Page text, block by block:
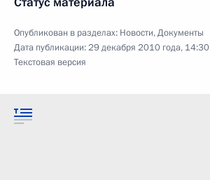
Опубликован в разделах: Новости,Документы
Дата публикации:29 декабря 2010 года, 14:30
Текстовая версия